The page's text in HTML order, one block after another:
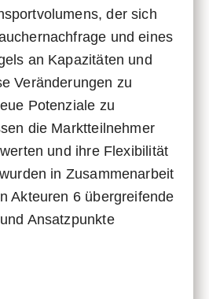
der sich
und eines
an Kapazitäten und
Veränderungen zu
Potenziale zu
die Marktteilnehmer
und ihre Flexibilität
in Zusammenarbeit
Akteuren 6 übergreifende
Ansatzpunkte